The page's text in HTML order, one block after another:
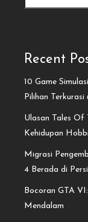
Recent
10 Game
Pilihan
Ulasan Tales Of
Kehidupan
Migrasi
4 Berada di
Bocoran GTA
Mendalam